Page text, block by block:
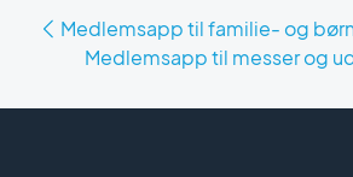
Medlemsapp til familie- og
Medlemsapp til messer og